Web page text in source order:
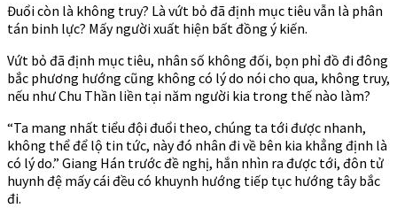
Đuổi còn là không truy? Là vứt bỏ đã định mục tiêu vẫn là phân
tán binh lực? Mấy người xuất hiện bất đồng ý kiến.
Vứt bỏ đã định mục tiêu, nhân số không đối, bọn phỉ đồ đi đông
bắc phương hướng cũng không có lý do nói cho qua, không truy,
nếu như Chu Thần liền tại năm người kia trong thế nào làm?
“Ta mang nhất tiểu đội đuổi theo, chúng ta tới được nhanh,
không thể để lộ tin tức, này đó nhân đi về bên kia khẳng định là
có lý do.” Giang Hán trước đề nghị, hắn nhìn ra được tới, đôn tử
huynh đệ mấy cái đều có khuynh hướng tiếp tục hướng tây bắc
đi.